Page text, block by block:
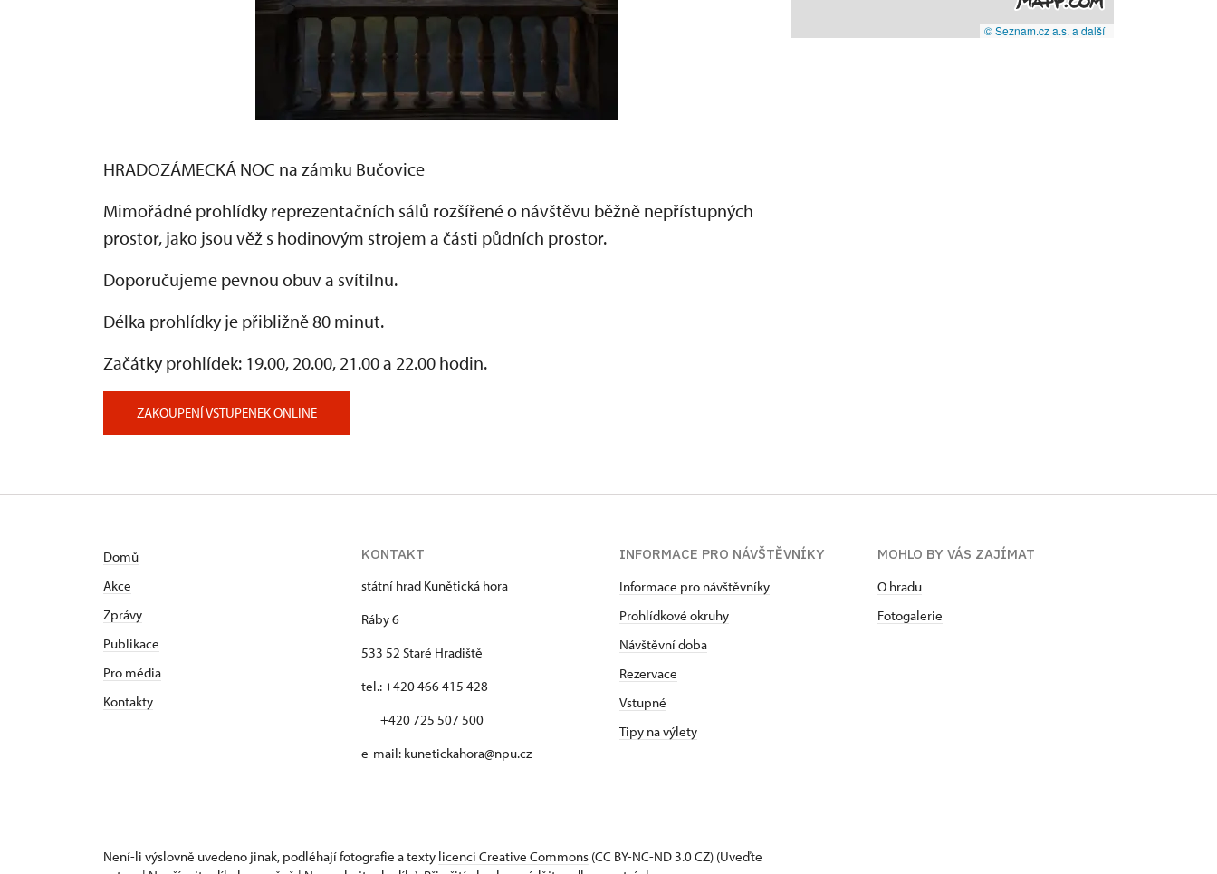
HRADOZÁMECKÁ NOC na zámku Bučovice
Mimořádné prohlídky reprezentačních sálů rozšířené o návštěvu běžně nepřístupných
prostor, jako jsou věž s hodinovým strojem a části půdních prostor.
Doporučujeme pevnou obuv a svítilnu.
Délka prohlídky je přibližně 80 minut.
Začátky prohlídek: 19.00, 20.00, 21.00 a 22.00 hodin.
ZAKOUPENÍ VSTUPENEK ONLINE
© Seznam.cz a.s. a další
Domů
Akce
Zprávy
Publikace
Pro média
Kontakty
KONTAKT
státní hrad Kunětická hora
Ráby 6
533 52 Staré Hradiště
tel.: +420 466 415 428
+420 725 507 500
e-mail: kunetickahora@npu.cz
INFORMACE PRO NÁVŠTĚVNÍKY
Informace pro návštěvníky
Prohlídkové okruhy
Návštěvní doba
Rezervace
Vstupné
Tipy na výlety
MOHLO BY VÁS ZAJÍMAT
O hradu
Fotogalerie
Není-li výslovně uvedeno jinak, podléhají fotografie a texty licenci Creative Commons (CC BY-NC-ND 3.0 CZ) (Uveďte